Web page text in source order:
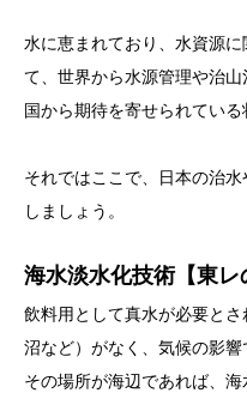
水に恵まれており、水資源
て、世界から水源管理や治
国から期待を寄せられている
それではここで、日本の治
しましょう。
海水淡水化技術【東レ
飲料用として真水が必要と
沼など）がなく、気候の影響
その場所が海辺であれば、